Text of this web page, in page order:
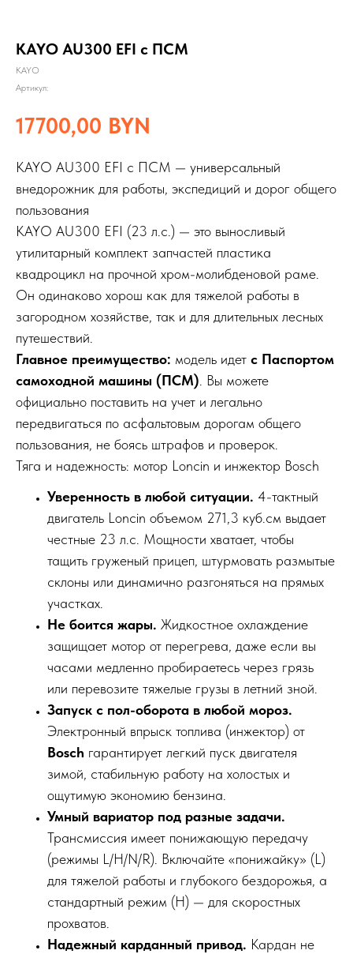
KAYO AU300 EFI с ПСМ
KAYO
Артикул:
17700,00 BYN
KAYO AU300 EFI с ПСМ — универсальный
внедорожник для работы, экспедиций и дорог общего
пользования
KAYO AU300 EFI (23 л.с.) — это выносливый
утилитарный комплект запчастей пластика
квадроцикл на прочной хром-молибденовой раме.
Он одинаково хорош как для тяжелой работы в
загородном хозяйстве, так и для длительных лесных
путешествий.
Главное преимущество: модель идет с Паспортом
самоходной машины (ПСМ) . Вы можете
официально поставить на учет и легально
передвигаться по асфальтовым дорогам общего
пользования, не боясь штрафов и проверок.
Тяга и надежность: мотор Loncin и инжектор Bosch
Уверенность в любой ситуации. 4-тактный
двигатель Loncin объемом 271,3 куб.см выдает
честные 23 л.с. Мощности хватает, чтобы
тащить груженый прицеп, штурмовать размытые
склоны или динамично разгоняться на прямых
участках.
Не боится жары. Жидкостное охлаждение
защищает мотор от перегрева, даже если вы
часами медленно пробираетесь через грязь
или перевозите тяжелые грузы в летний зной.
Запуск с пол-оборота в любой мороз.
Электронный впрыск топлива (инжектор) от
Bosch гарантирует легкий пуск двигателя
зимой, стабильную работу на холостых и
ощутимую экономию бензина.
Умный вариатор под разные задачи.
Трансмиссия имеет понижающую передачу
(режимы L/H/N/R). Включайте «понижайку» (L)
для тяжелой работы и глубокого бездорожья, а
стандартный режим (H) — для скоростных
прохватов.
Надежный карданный привод. Кардан не